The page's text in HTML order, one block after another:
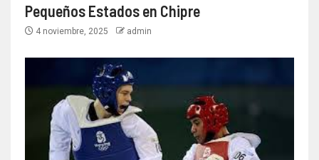
Pequeños Estados en Chipre
4 noviembre, 2025 admin